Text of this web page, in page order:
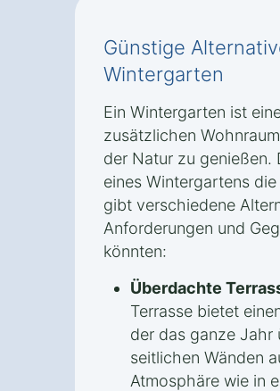
Günstige
Wintergarten
Ein Wintergarten ist
zusätzlichen
der Natur zu genießen.
eines Wintergartens
gibt verschiedene
Anforderungen und
könnten:
Überdachte
Terrasse bietet
der das ganze Jahr
seitlichen Wänden
Atmosphäre wie in